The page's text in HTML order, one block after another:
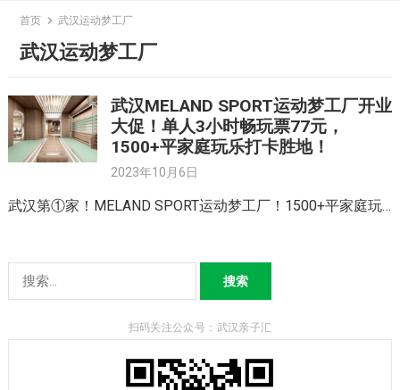
content
首页 武汉运动梦工厂
武汉运动梦工厂
武汉MELAND SPORT运动梦工厂开业
大促！单人3小时畅玩票77元，
1500+平家庭玩乐打卡胜地！
2023年10月6日
武汉第①家！MELAND SPORT运动梦工厂！1500+平家庭玩…
索：
扫码关注公众号：武汉亲子汇